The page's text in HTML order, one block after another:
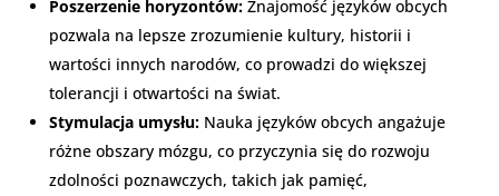
Poszerzenie horyzontów: Znajomość języków obcych
pozwala na lepsze zrozumienie kultury, historii i
wartości innych narodów, co prowadzi do większej
tolerancji i otwartości na świat.
Stymulacja umysłu: Nauka języków obcych angażuje
różne obszary mózgu, co przyczynia się do rozwoju
zdolności poznawczych, takich jak pamięć,